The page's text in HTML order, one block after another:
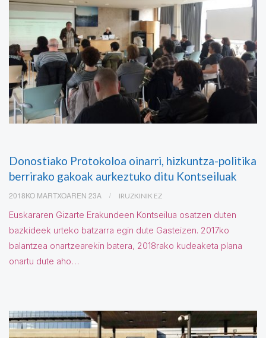
Donostiako Protokoloa oinarri, hizkuntza-politika
berrirako gakoak aurkeztuko ditu Kontseiluak
2018KO MARTXOAREN 23A IRUZKINIK EZ
Euskararen Gizarte Erakundeen Kontseilua osatzen duten
bazkideek urteko batzarra egin dute Gasteizen. 2017ko
balantzea onartzearekin batera, 2018rako kudeaketa plana
onartu dute aho…